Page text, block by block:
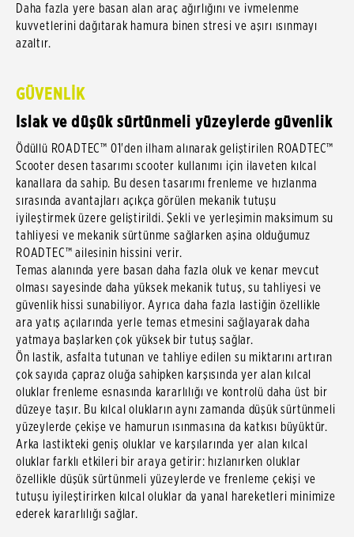
Daha fazla yere basan alan araç ağırlığını ve ivmelenme
kuvvetlerini dağıtarak hamura binen stresi ve aşırı ısınmayı
azaltır.
GÜVENLİK
Islak ve düşük sürtünmeli yüzeylerde güvenlik
Ödüllü ROADTEC™ 01'den ilham alınarak geliştirilen ROADTEC™
Scooter desen tasarımı scooter kullanımı için ilaveten kılcal
kanallara da sahip. Bu desen tasarımı frenleme ve hızlanma
sırasında avantajları açıkça görülen mekanik tutuşu
iyileştirmek üzere geliştirildi. Şekli ve yerleşimin maksimum su
tahliyesi ve mekanik sürtünme sağlarken aşina olduğumuz
ROADTEC™ ailesinin hissini verir.
Temas alanında yere basan daha fazla oluk ve kenar mevcut
olması sayesinde daha yüksek mekanik tutuş, su tahliyesi ve
güvenlik hissi sunabiliyor. Ayrıca daha fazla lastiğin özellikle
ara yatış açılarında yerle temas etmesini sağlayarak daha
yatmaya başlarken çok yüksek bir tutuş sağlar.
Ön lastik, asfalta tutunan ve tahliye edilen su miktarını artıran
çok sayıda çapraz oluğa sahipken karşısında yer alan kılcal
oluklar frenleme esnasında kararlılığı ve kontrolü daha üst bir
düzeye taşır. Bu kılcal olukların aynı zamanda düşük sürtünmeli
yüzeylerde çekişe ve hamurun ısınmasına da katkısı büyüktür.
Arka lastikteki geniş oluklar ve karşılarında yer alan kılcal
oluklar farklı etkileri bir araya getirir: hızlanırken oluklar
özellikle düşük sürtünmeli yüzeylerde ve frenleme çekişi ve
tutuşu iyileştirirken kılcal oluklar da yanal hareketleri minimize
ederek kararlılığı sağlar.